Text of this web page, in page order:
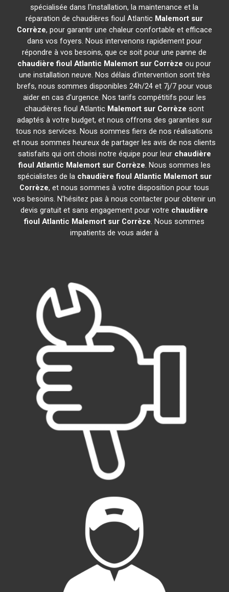
spécialisée dans l'installation, la maintenance et la
réparation de chaudières fioul Atlantic Malemort sur
Corrèze, pour garantir une chaleur confortable et efficace
dans vos foyers. Nous intervenons rapidement pour
répondre à vos besoins, que ce soit pour une panne de
chaudière fioul Atlantic Malemort sur Corrèze ou pour
une installation neuve. Nos délais d'intervention sont très
brefs, nous sommes disponibles 24h/24 et 7j/7 pour vous
aider en cas d'urgence. Nos tarifs compétitifs pour les
chaudières fioul Atlantic Malemort sur Corrèze sont
adaptés à votre budget, et nous offrons des garanties sur
tous nos services. Nous sommes fiers de nos réalisations
et nous sommes heureux de partager les avis de nos clients
satisfaits qui ont choisi notre équipe pour leur chaudière
fioul Atlantic Malemort sur Corrèze. Nous sommes les
spécialistes de la chaudière fioul Atlantic Malemort sur
Corrèze, et nous sommes à votre disposition pour tous
vos besoins. N'hésitez pas à nous contacter pour obtenir un
devis gratuit et sans engagement pour votre chaudière
fioul Atlantic Malemort sur Corrèze. Nous sommes
impatients de vous aider à